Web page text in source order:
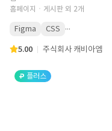
홈페이지ㆍ게시판 외 2개
Figma CSS ...
5.00 주식회사 캐비아엠
플러스